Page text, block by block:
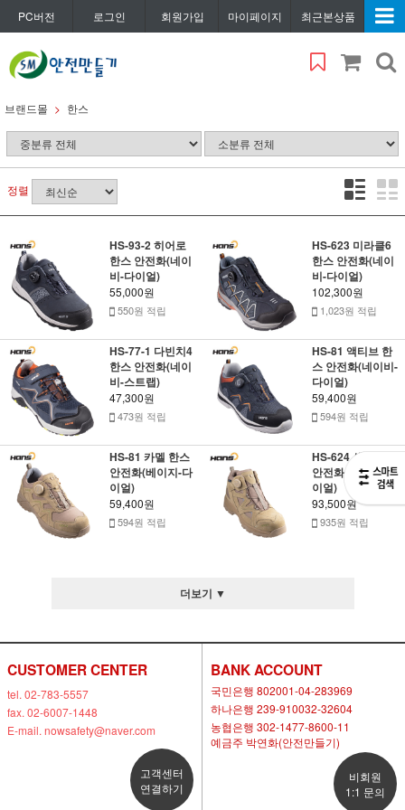
PC버전 로그인 회원가입 마이페이지 최근본상품
브랜드몰 한스
정렬
HS-93-2 히어로
한스 안전화(네이
비-다이얼)
55,000원
550원 적립
HS-623 미라클6
한스 안전화(네이
비-다이얼)
102,300원
1,023원 적립
HS-77-1 다빈치4
한스 안전화(네이
비-스트랩)
47,300원
473원 적립
HS-81 액티브 한
스 안전화(네이비-
다이얼)
59,400원
594원 적립
HS-81 카멜 한스
안전화(베이지-다
이얼)
59,400원
594원 적립
HS-624 샌드 한스
안전화(베이지-다
이얼)
93,500원
935원 적립
더보기 ▼
CUSTOMER CENTER
tel. 02-783-5557
fax. 02-6007-1448
E-mail. nowsafety@naver.com
고객센터
연결하기
BANK ACCOUNT
국민은행 802001-04-283969
하나은행 239-910032-32604
농협은행 302-1477-8600-11
예금주 박연화(안전만들기)
비회원
1:1 문의